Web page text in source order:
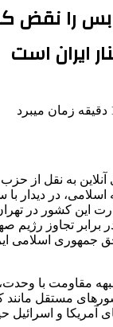
را نقض
ایران است
به نقل از حزب
در دیدار
این کشور در تهران
برابر تجاوز رژیم
جمهوری اسلامی
جبهه مقاومت با
مستقل مانند
و اسرائیل